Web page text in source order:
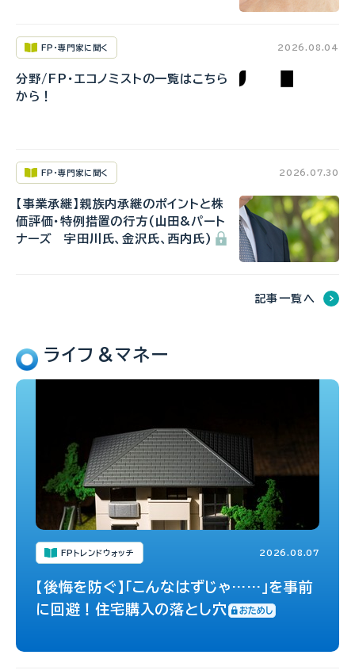
FP・専門家に聞く 2026.08.04
分野/FP・エコノミストの一覧はこちら
から！
FP・専門家に聞く 2026.07.30
【事業承継】親族内承継のポイントと株
価評価・特例措置の行方(山田&パート
ナーズ 宇田川氏、金沢氏、西内氏)
記事一覧へ
ライフ＆マネー
FPトレンドウォッチ 2026.08.07
【後悔を防ぐ】「こんなはずじゃ……」を事前
に回避！住宅購入の落とし穴